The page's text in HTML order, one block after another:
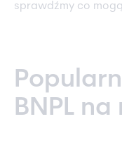
sprawdźmy co
BNPL na